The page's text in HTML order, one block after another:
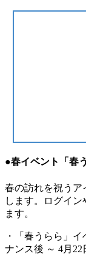
●春イベント「春
春の訪れを祝うア
します。ログイ
ます。
・「春うらら」
ナンス後 ～ 4月22